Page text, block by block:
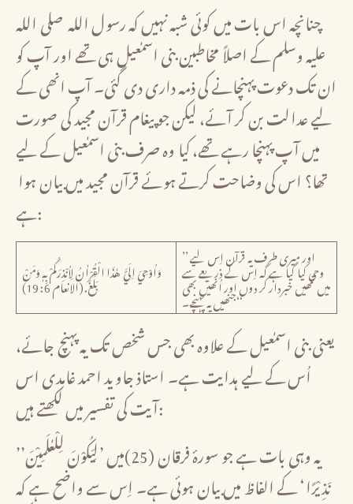
چنانچہ اس بات میں کوئی شبہ نہیں کہ رسول اللہ صلی اللہ
علیہ وسلم کے اصلاً مخاطبین بنی اسمٰعیل ہی تھے اور آپ کو
ان تک دعوت پہنچانے کی ذمہ داری دی گئی۔ آپ انھی کے
لیے عدالت بن کر آئے، لیکن جو پیغام قرآن مجید کی صورت
میں آپ پہنچا رہے تھے، کیا وہ صرف بنی اسمٰعیل کے لیے
تھا؟ اس کی وضاحت کرتے ہوئے قرآن مجید میں بیان ہوا
ہے:
وَاُوْحِيَ اِلَيَّ هٰذَا الْقُرْاٰنُ لِاُنْذِرَكُمْ بِهٖ وَمَنْ
بَلَغَ.(الانعام 6: 19)
’’ اور میری طرف یہ قرآن اِس لیے
وحی کیا گیا ہے کہ اِس کے ذریعے سے
میں تمھیں خبردار کر دوں اور اُنھیں بھی
جنھیں یہ پہنچے۔‘‘
یعنی بنی اسمٰعیل کے علاوہ بھی جس شخص تک یہ پہنچ جائے،
اُس کے لیے ہدایت ہے۔ استاذ جاوید احمد غامدی اس
آیت کی تفسیر میں لکھتے ہیں:
’’یہ وہی بات ہے جو سورۂ فرقان (25)میں ’لِيَكُوْنَ لِلْعٰلَمِيْنَ
نَذِيْرًا‘ کے الفاظ میں بیان ہوئی ہے۔ اِس سے واضح ہے کہ